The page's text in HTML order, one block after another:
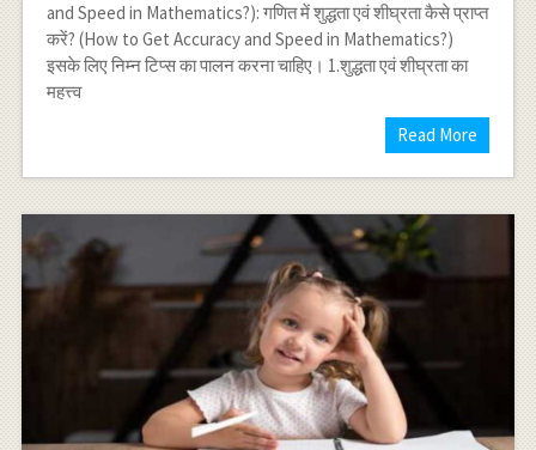
and Speed in Mathematics?): गणित में शुद्धता एवं शीघ्रता कैसे प्राप्त
करें? (How to Get Accuracy and Speed in Mathematics?)
इसके लिए निम्न टिप्स का पालन करना चाहिए। 1.शुद्धता एवं शीघ्रता का
महत्त्व
Read More